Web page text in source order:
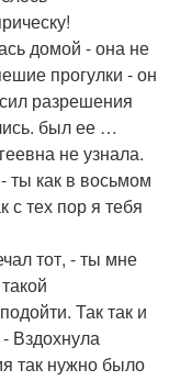
домой - она не
прогулки - он
разрешения
был ее …
не узнала.
ты как в восьмом
с тех пор я тебя
тот, - ты мне
Так так и
Вздохнула
так нужно было